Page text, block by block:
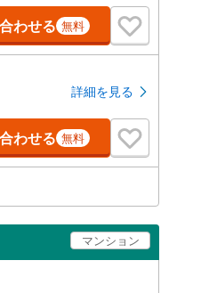
わせる 無料
詳細を見る
わせる 無料
マンション